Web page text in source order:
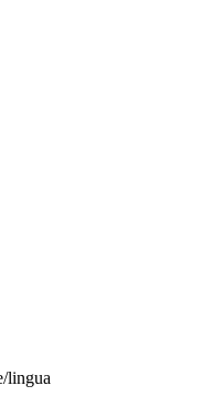
lingua